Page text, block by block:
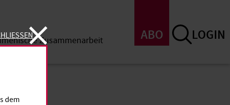
ABO LOGIN
Zusammenarbeit
dem